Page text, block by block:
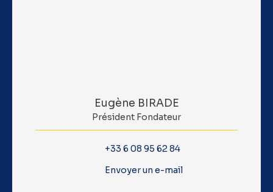
Eugène BIRADE
Président Fondateur
+33 6 08 95 62 84
Envoyer un e-mail